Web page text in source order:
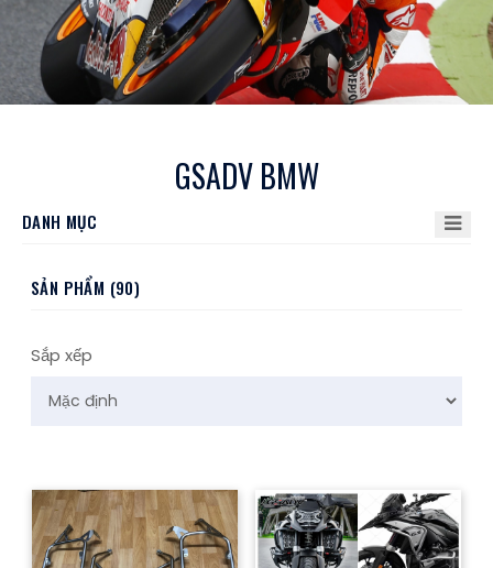
GSADV BMW
DANH MỤC
SẢN PHẨM (90)
Sắp xếp